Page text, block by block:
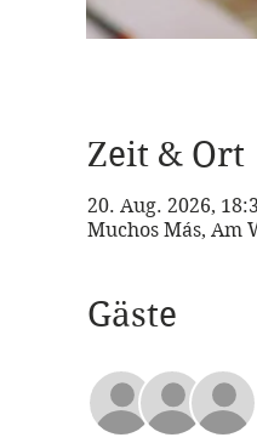
Zeit & Ort
20. Aug. 2026,
Muchos Más, Am
Gäste